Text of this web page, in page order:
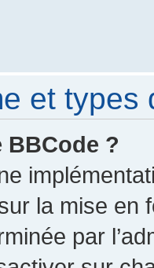
et types
BBCode ?
la mise en
par